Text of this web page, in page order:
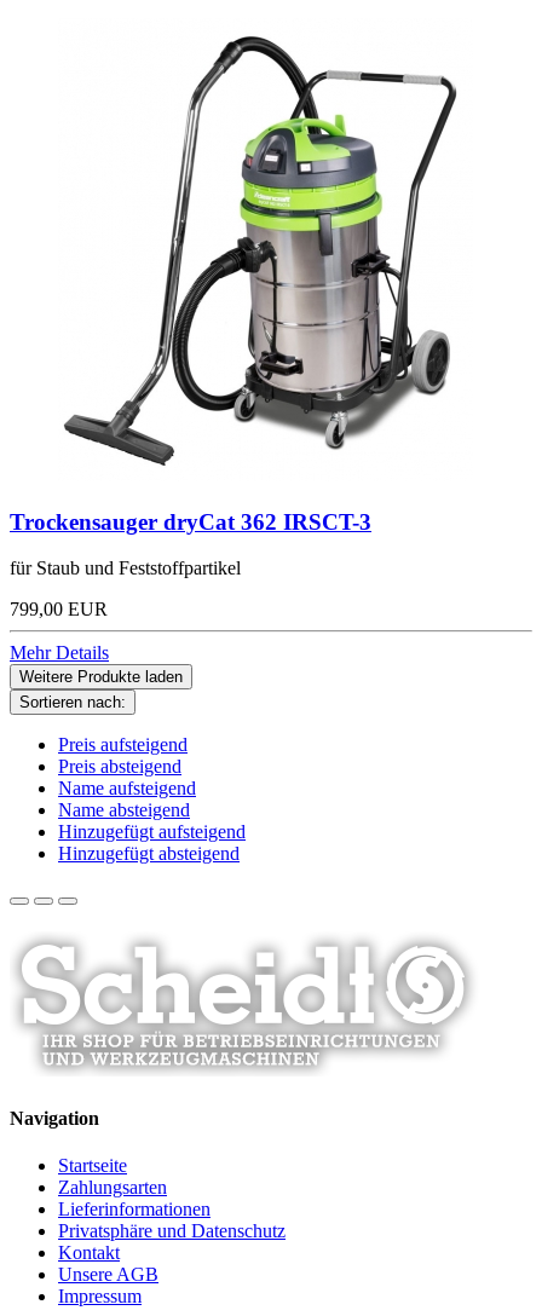
Trockensauger dryCat 362 IRSCT-3
für Staub und Feststoffpartikel
799,00 EUR
Mehr Details
Weitere Produkte laden
Sortieren nach:
Preis aufsteigend
Preis absteigend
Name aufsteigend
Name absteigend
Hinzugefügt aufsteigend
Hinzugefügt absteigend
Navigation
Startseite
Zahlungsarten
Lieferinformationen
Privatsphäre und Datenschutz
Kontakt
Unsere AGB
Impressum